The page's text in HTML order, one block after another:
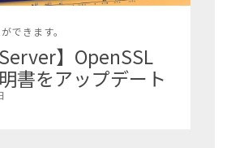
できます。
】OpenSSL
書をアップデート